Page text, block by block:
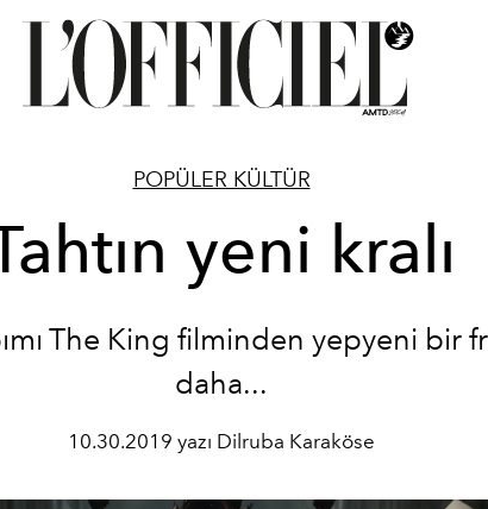
POPÜLER KÜLTÜR
yeni kralı
The King filminden yepyeni bir
daha...
10.30.2019 yazı Dilruba Karaköse